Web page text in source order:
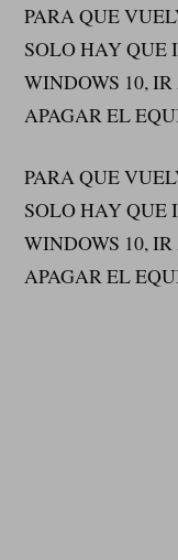
PARA QUE
SOLO HAY QUE
WINDOWS 10,
APAGAR EL
PARA QUE
SOLO HAY QUE
WINDOWS 10,
APAGAR EL